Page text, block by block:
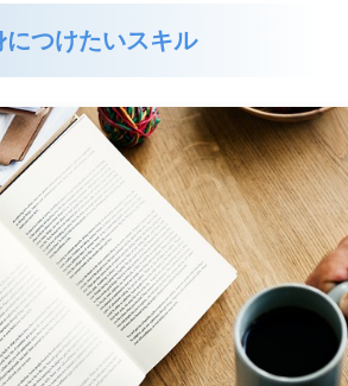
につけたいスキル